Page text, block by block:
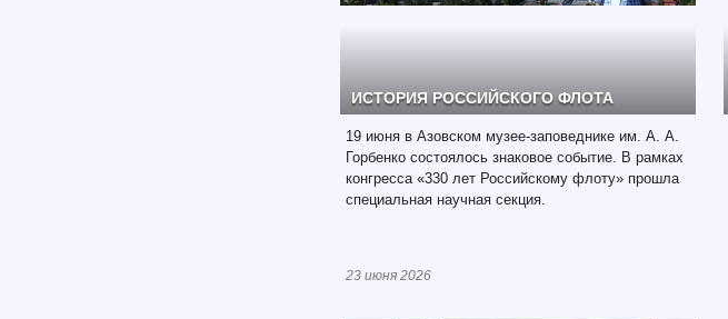
ИСТОРИЯ РОССИЙСКОГО ФЛОТА
19 июня в Азовском музее-заповеднике им. А. А.
Горбенко состоялось знаковое событие. В рамках
конгресса «330 лет Российскому флоту» прошла
специальная научная секция.
23 июня 2026